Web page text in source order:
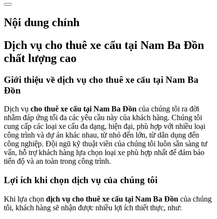
Nội dung chính
Dịch vụ cho thuê xe cẩu tại Nam Ba Đồn
chất lượng cao
Giới thiệu về dịch vụ cho thuê xe cẩu tại Nam Ba
Đồn
Dịch vụ cho thuê xe cẩu tại Nam Ba Đồn của chúng tôi ra đời
nhằm đáp ứng tối đa các yêu cầu này của khách hàng. Chúng tôi
cung cấp các loại xe cẩu đa dạng, hiện đại, phù hợp với nhiều loại
công trình và dự án khác nhau, từ nhỏ đến lớn, từ dân dụng đến
công nghiệp. Đội ngũ kỹ thuật viên của chúng tôi luôn sẵn sàng tư
vấn, hỗ trợ khách hàng lựa chọn loại xe phù hợp nhất để đảm bảo
tiến độ và an toàn trong công trình.
Lợi ích khi chọn dịch vụ của chúng tôi
Khi lựa chọn dịch vụ cho thuê xe cẩu tại Nam Ba Đồn của chúng
tôi, khách hàng sẽ nhận được nhiều lợi ích thiết thực, như: